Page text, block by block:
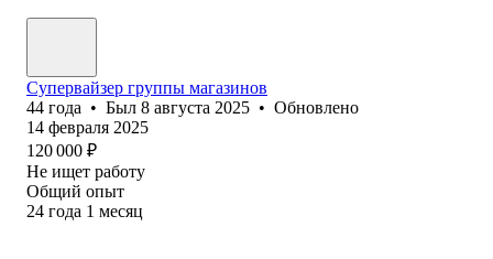
Супервайзер группы магазинов
44 года • Был 8 августа 2025 • Обновлено
14 февраля 2025
120 000 ₽
Не ищет работу
Общий опыт
24 года 1 месяц